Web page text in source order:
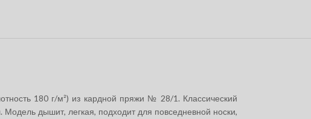
180 г/м²) из кардной пряжи № 28/1. Классический
дышит, легкая, подходит для повседневной носки,